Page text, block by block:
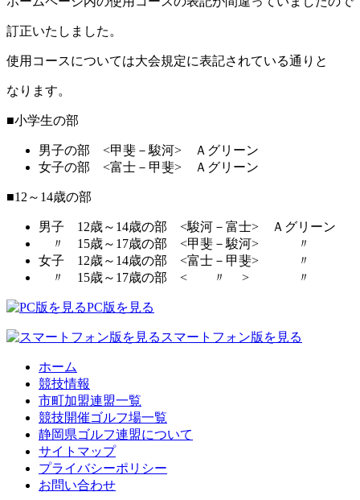
訂正いたしました。
使用コースについては大会規定に表記されている通りと
なります。
■小学生の部
男子の部 <甲斐－駿河> Ａグリーン
女子の部 <富士－甲斐> Ａグリーン
■12～14歳の部
男子 12歳～14歳の部 <駿河－富士> Ａグリーン
〃 15歳～17歳の部 <甲斐－駿河> 〃
女子 12歳～14歳の部 <富士－甲斐> 〃
〃 15歳～17歳の部 < 〃 > 〃
PC版を見る
スマートフォン版を見る
ホーム
競技情報
市町加盟連盟一覧
競技開催ゴルフ場一覧
静岡県ゴルフ連盟について
サイトマップ
プライバシーポリシー
お問い合わせ